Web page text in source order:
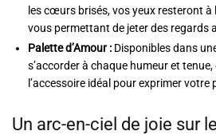
les cœurs brisés, vos yeux resteront à
vous permettant de jeter des regards
Palette d’Amour : Disponibles dans
s’accorder à chaque humeur et
l’accessoire idéal pour exprimer
Un arc-en-ciel de joie sur